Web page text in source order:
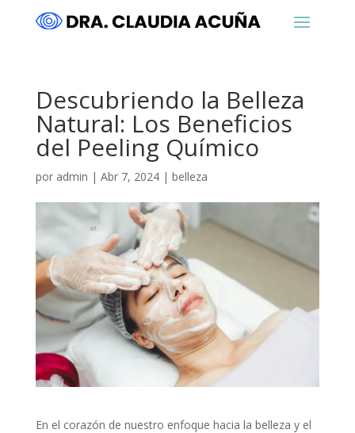
Descubriendo la Belleza
Natural: Los Beneficios
del Peeling Químico
por admin | Abr 7, 2024| belleza
En el corazón de nuestro enfoque hacia la belleza y el